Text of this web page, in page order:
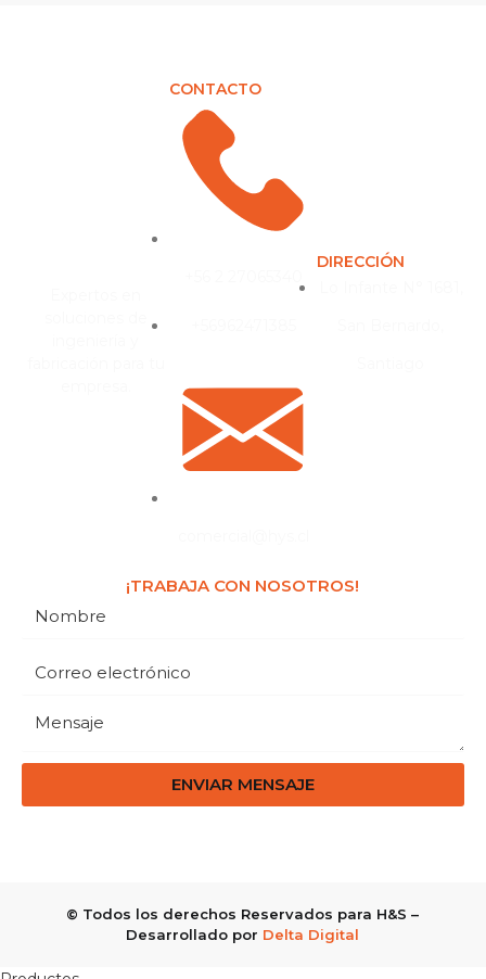
CONTACTO
DIRECCIÓN
¡TRABAJA CON NOSOTROS!
ENVIAR MENSAJE
© Todos los derechos Reservados para H&S –
Desarrollado por Delta Digital